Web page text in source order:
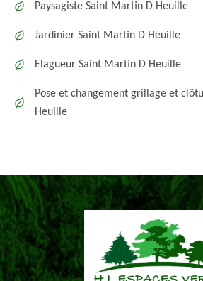
Paysagiste Saint Martin D Heuille
Jardinier Saint Martin D Heuille
Elagueur Saint Martin D Heuille
Pose et changement grillage et
Heuille